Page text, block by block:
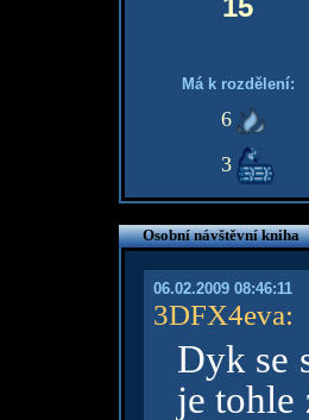
15
Má k rozdělení:
6
3
Osobní návštěvní kniha
06.02.2009 08:46:11
3DFX4eva:
Dyk se
je